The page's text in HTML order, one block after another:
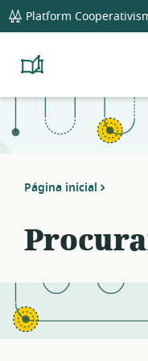
global
navigation
Platform
Platform
Resource
Página inicial